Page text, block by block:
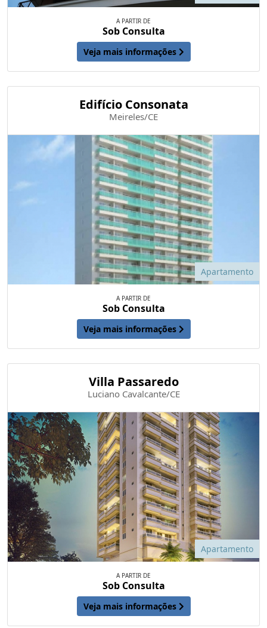
A PARTIR DE
Sob Consulta
Veja mais informações
Edifício Consonata
Meireles/CE
Apartamento
A PARTIR DE
Sob Consulta
Veja mais informações
Villa Passaredo
Luciano Cavalcante/CE
Apartamento
A PARTIR DE
Sob Consulta
Veja mais informações